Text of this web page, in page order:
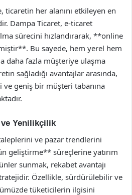
her alanını etkileyen en
Dampa Ticaret, e-ticaret
sürecini hızlandırarak, **online
Bu sayede, hem yerel hem
daha fazla müşteriye ulaşma
sağladığı avantajlar arasında,
geniş bir müşteri tabanına
Yenilikçilik
ve pazar trendlerini
geliştirme** süreçlerine yatırım
sunmak, rekabet avantajı
Özellikle, sürdürülebilir ve
tüketicilerin ilgisini